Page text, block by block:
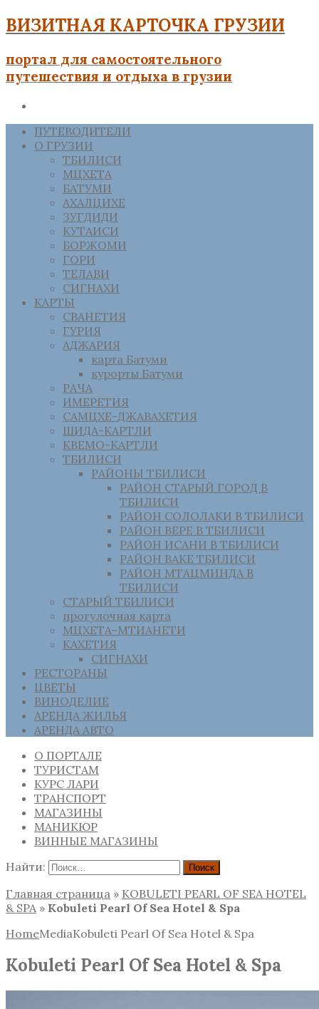
ВИЗИТНАЯ КАРТОЧКА ГРУЗИИ
портал для самостоятельного
путешествия и отдыха в грузии
ПУТЕВОДИТЕЛИ
О ГРУЗИИ
ТБИЛИСИ
МЦХЕТА
БАТУМИ
АХАЛЦИХЕ
ЗУГДИДИ
КУТАИСИ
БОРЖОМИ
ГОРИ
ТЕЛАВИ
СИГНАХИ
КАРТЫ
СВАНЕТИЯ
ГУРИЯ
АДЖАРИЯ
карта Батуми
курорты Батуми
РАЧА
ИМЕРЕТИЯ
САМЦХЕ-ДЖАВАХЕТИЯ
ШИДА-КАРТЛИ
КВЕМО-КАРТЛИ
ТБИЛИСИ
РАЙОНЫ ТБИЛИСИ
РАЙОН СТАРЫЙ ГОРОД В
ТБИЛИСИ
РАЙОН СОЛОЛАКИ В ТБИЛИСИ
РАЙОН ВЕРЕ В ТБИЛИСИ
РАЙОН ИСАНИ В ТБИЛИСИ
РАЙОН ВАКЕ ТБИЛИСИ
РАЙОН МТАЦМИНДА В
ТБИЛИСИ
СТАРЫЙ ТБИЛИСИ
прогулочная карта
МЦХЕТА-МТИАНЕТИ
КАХЕТИЯ
СИГНАХИ
РЕСТОРАНЫ
ЦВЕТЫ
ВИНОДЕЛИЕ
АРЕНДА ЖИЛЬЯ
АРЕНДА АВТО
О ПОРТАЛЕ
ТУРИСТАМ
КУРС ЛАРИ
ТРАНСПОРТ
МАГАЗИНЫ
МАНИКЮР
ВИННЫЕ МАГАЗИНЫ
Найти:
Главная страница » KOBULETI PEARL OF SEA HOTEL
& SPA » Kobuleti Pearl Of Sea Hotel & Spa
HomeMediaKobuleti Pearl Of Sea Hotel & Spa
Kobuleti Pearl Of Sea Hotel & Spa